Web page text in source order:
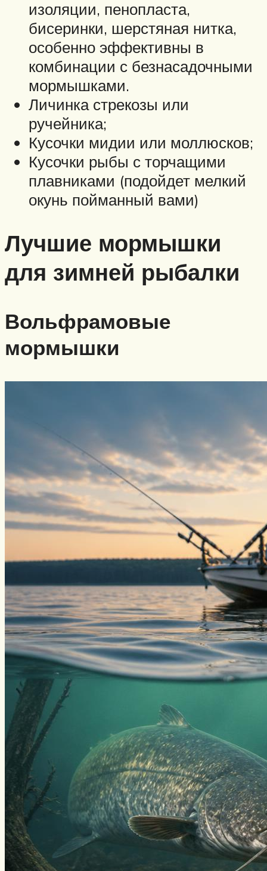
изоляции, пенопласта,
бисеринки, шерстяная нитка,
особенно эффективны в
комбинации с безнасадочными
мормышками.
Личинка стрекозы или
ручейника;
Кусочки мидии или моллюсков;
Кусочки рыбы с торчащими
плавниками (подойдет мелкий
окунь пойманный вами)
Лучшие мормышки
для зимней рыбалки
Вольфрамовые
мормышки